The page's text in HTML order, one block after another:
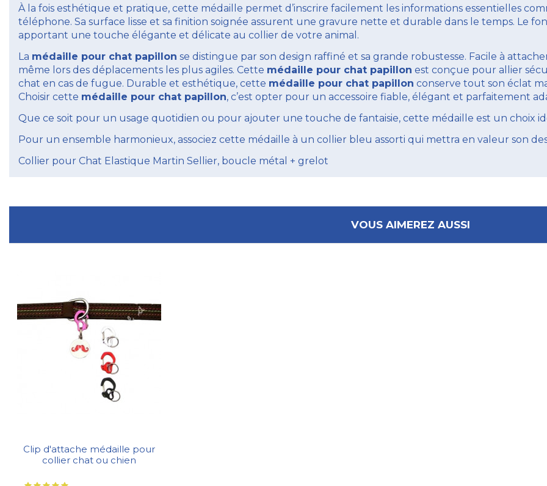
À la fois esthétique et pratique, cette médaille permet d’inscrire facilement les informations essentielles
téléphone. Sa surface lisse et sa finition soignée assurent une gravure nette et durable dans le temps. Le
apportant une touche élégante et délicate au collier de votre animal.
La médaille pour chat papillon se distingue par son design raffiné et sa grande robustesse. Facile à
même lors des déplacements les plus agiles. Cette médaille pour chat papillon est conçue pour allier
chat en cas de fugue. Durable et esthétique, cette médaille pour chat papillon conserve tout son éclat
Choisir cette médaille pour chat papillon, c’est opter pour un accessoire fiable, élégant et parfaitement
Que ce soit pour un usage quotidien ou pour ajouter une touche de fantaisie, cette médaille est un choix
Pour un ensemble harmonieux, associez cette médaille à un collier bleu assorti qui mettra en valeur son
Collier pour Chat Elastique Martin Sellier, boucle métal + grelot
VOUS AIMEREZ AUSSI
Clip d'attache médaille pour
collier chat ou chien